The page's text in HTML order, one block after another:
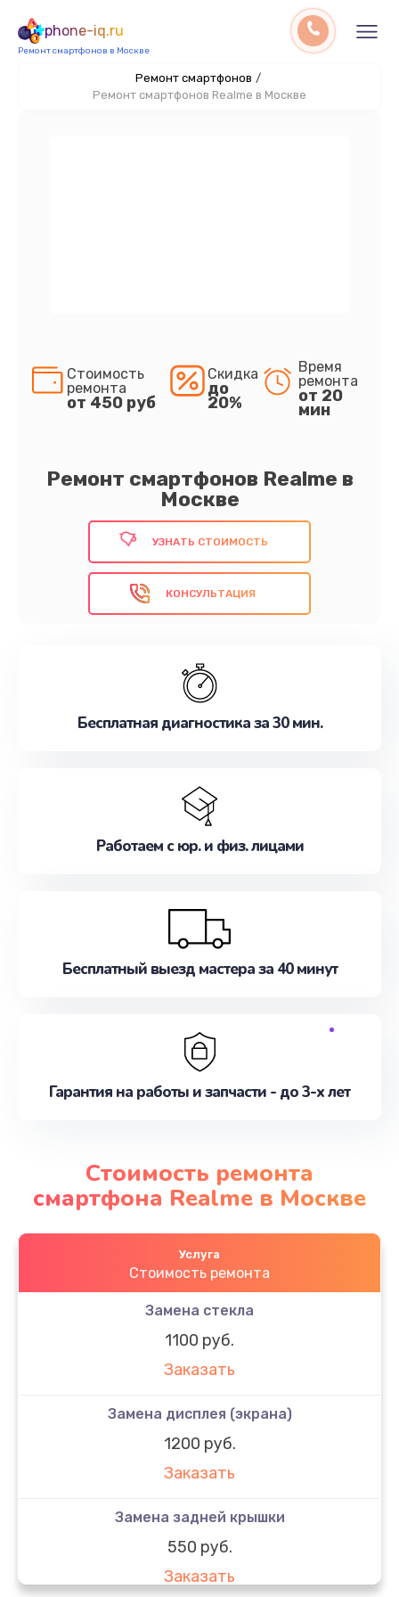
phone-iq.ru
Ремонт смартфонов в Москве
Ремонт смартфонов /
Ремонт смартфонов Realme в Москве
Ремонт смартфонов Realme в
Москве
Стоимость
ремонта
от 450 руб
Скидка
до
20%
Время
ремонта
от 20
мин
УЗНАТЬ СТОИМОСТЬ
КОНСУЛЬТАЦИЯ
Бесплатная диагностика за 30 мин.
Работаем с юр. и физ. лицами
Бесплатный выезд мастера за 40 минут
Гарантия на работы и запчасти - до 3-х лет
Стоимость ремонта
смартфона Realme в Москве
Услуга
Стоимость ремонта
Замена стекла
1100 руб.
Заказать
Замена дисплея (экрана)
1200 руб.
Заказать
Замена задней крышки
550 руб.
Заказать